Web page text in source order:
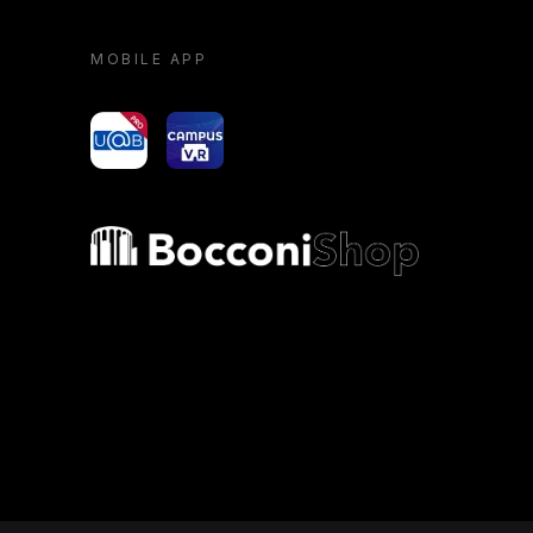
MOBILE APP
yoU@B Campus VR
Bocconi shop